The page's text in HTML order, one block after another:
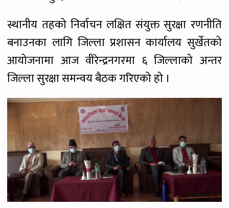
स्थानीय तहको निर्वाचन लक्षित संयुक्त सुरक्षा रणनीति
बनाउनका लागि जिल्ला प्रशासन कार्यालय सुर्खेतको
आयोजनामा आज वीरेन्द्रनगरमा ६ जिल्लाको अन्तर
जिल्ला सुरक्षा समन्वय बैठक गरिएको हो ।